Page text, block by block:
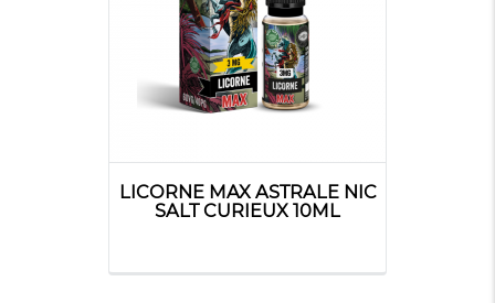
LICORNE MAX ASTRALE NIC
SALT CURIEUX 10ML